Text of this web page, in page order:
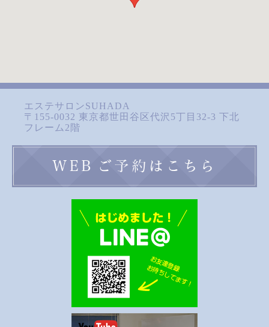
エステサロンSUHADA
〒155-0032 東京都世田谷区代沢5丁目32-3 下北
フレーム2階